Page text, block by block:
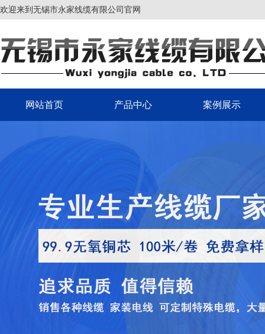
欢迎来到无锡市永家线缆有限公司官网
网站首页 产品中心 案例展示